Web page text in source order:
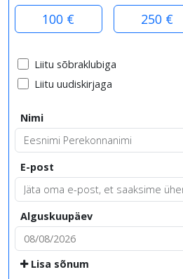
100 € 250 €
Liitu sõbraklubiga
Liitu uudiskirjaga
Nimi
E-post
Alguskuupäev
Lisa sõnum